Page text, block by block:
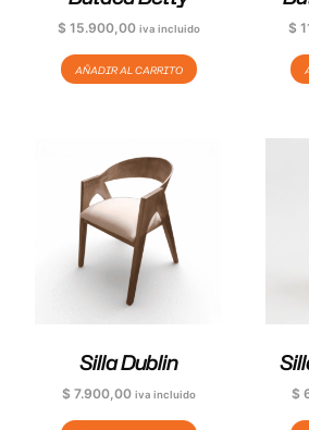
$ 15.900,00 iva incluido
AÑADIR AL CARRITO
$
Silla Dublin
$ 7.900,00 iva incluido $